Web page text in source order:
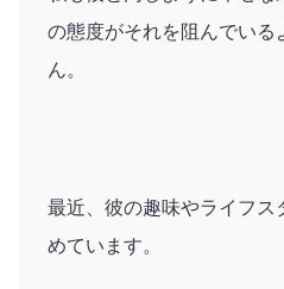
の態度がそれを阻んでいる
ん。
最近、彼の趣味やライフス
めています。